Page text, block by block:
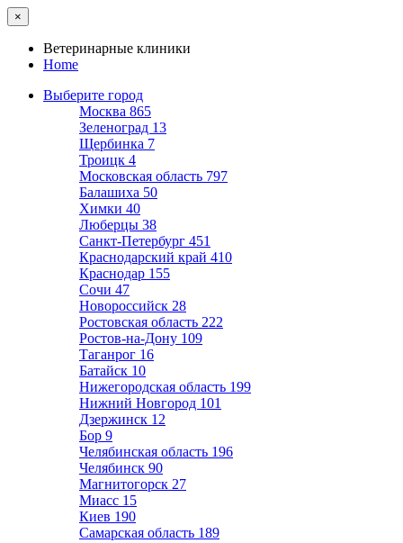
×
Ветеринарные клиники
Home
Выберите город
Москва 865
Зеленоград 13
Щербинка 7
Троицк 4
Московская область 797
Балашиха 50
Химки 40
Люберцы 38
Санкт-Петербург 451
Краснодарский край 410
Краснодар 155
Сочи 47
Новороссийск 28
Ростовская область 222
Ростов-на-Дону 109
Таганрог 16
Батайск 10
Нижегородская область 199
Нижний Новгород 101
Дзержинск 12
Бор 9
Челябинская область 196
Челябинск 90
Магнитогорск 27
Миасс 15
Киев 190
Самарская область 189